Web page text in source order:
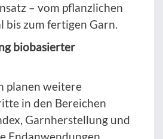
– vom pflanzlichen
bis zum fertigen Garn.
biobasierter
planen weitere
in den Bereichen
Garnherstellung und